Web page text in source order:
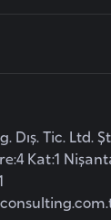
Dış. Tic. Ltd.
Kat:1